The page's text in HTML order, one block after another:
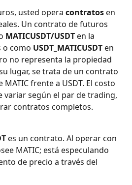
usted opera contratos en
Un contrato de futuros
MATICUSDT/USDT en la
o como USDT_MATICUSDT en
no representa la propiedad
lugar, se trata de un contrato
frente a USDT. El costo
variar según el par de trading,
contratos completos.
es un contrato. Al operar con
MATIC; está especulando
de precio a través del